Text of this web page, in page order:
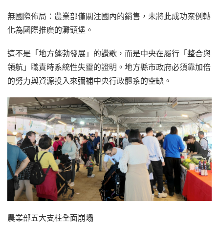
無國際佈局：農業部僅關注國內的銷售，未將此成功案例轉
化為國際推廣的灘頭堡。
這不是「地方蓬勃發展」的讚歌，而是中央在履行「整合與
領航」職責時系統性失靈的證明。地方縣市政府必須靠加倍
的努力與資源投入來彌補中央行政體系的空缺。
農業部五大支柱全面崩塌